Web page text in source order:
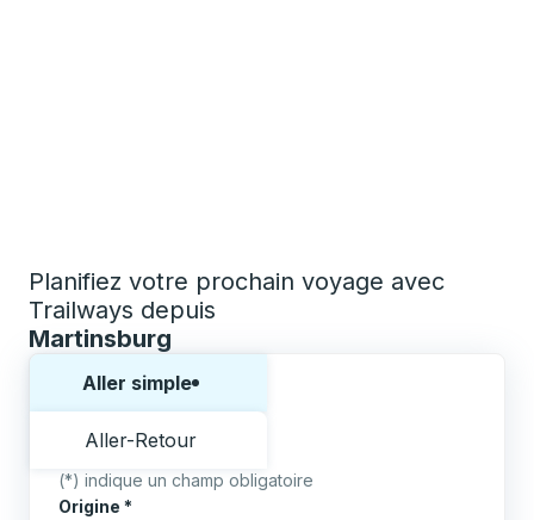
Planifiez votre prochain voyage avec
Trailways depuis
Martinsburg
Aller simple
Aller-Retour
(*) indique un champ obligatoire
Origine *